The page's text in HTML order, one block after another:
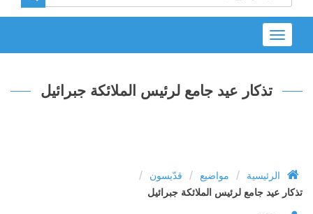
Toggle
navigation
تذكار عيد جامع لرئيس الملائكة جبرائيل
الرئيسية / مواضيع / قدّيسون /
تذكار عيد جامع لرئيس الملائكة جبرائيل